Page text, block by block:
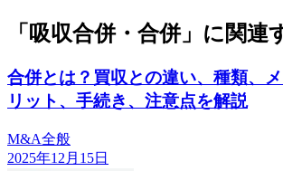
「吸収合併・合併」に関連
合併とは？買収との違い、種類、
リット、手続き、注意点を解説
M&A全般
2025年12月15日